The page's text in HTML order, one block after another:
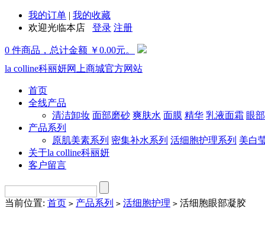
我的订单 | 我的收藏
欢迎光临本店 登录 注册
0 件商品，总计金额 ￥0.00元。
la colline科丽妍网上商城官方网站
首页
全线产品
清洁卸妆 面部磨砂 爽肤水 面膜 精华 乳液面霜 眼
产品系列
原肌美素系列 密集补水系列 活细胞护理系列 美白
关于la colline科丽妍
客户留言
当前位置: 首页 > 产品系列 > 活细胞护理 > 活细胞眼部凝胶